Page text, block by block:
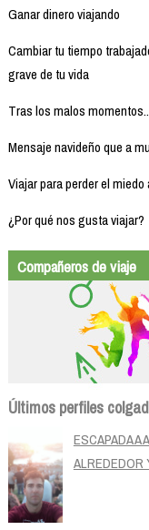
Ganar dinero viajando
Cambiar tu tiempo
grave de tu vida
Tras los malos
Mensaje navideño que a
Viajar para perder el miedo
¿Por qué nos gusta viajar?
Compañeros de viaje
Últimos perfiles
ESCAPADA A
ALREDEDOR